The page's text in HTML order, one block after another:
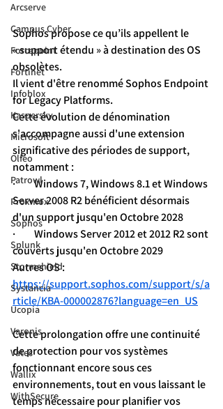
Arcserve
Campus Cyber
Forcepoint
Fortinet
Infoblox
Kaspersky
Microsoft
Olfeo
Patrowl
Proxmox
Sophos
Splunk
Stormshield
Systancia
Ucopia
Varonis
Vates
Wallix
WithSecure
Sophos propose ce qu’ils appellent le
« support étendu » à destination des OS
obsolètes.
Il vient d'être renommé Sophos Endpoint
for Legacy Platforms.
Cette évolution de dénomination
s'accompagne aussi d'une extension
significative des périodes de support,
notamment :
·         Windows 7, Windows 8.1 et Windows
Server 2008 R2 bénéficient désormais
d'un support jusqu'en Octobre 2028
·         Windows Server 2012 et 2012 R2 sont
couverts jusqu'en Octobre 2029
Autres OS :
https://support.sophos.com/support/s/a
rticle/KBA-000002876?language=en_US
Cette prolongation offre une continuité
de protection pour vos systèmes
fonctionnant encore sous ces
environnements, tout en vous laissant le
temps nécessaire pour planifier vos